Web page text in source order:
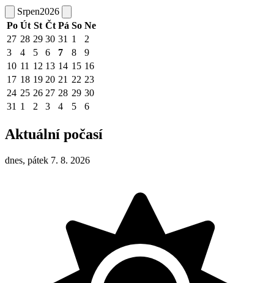
Srpen2026
Po Út St Čt Pá So Ne
27 28 29 30 31 1
2
3
4 5 6 7 8
9
10 11 12 13 14 15 16
17 18 19 20 21 22 23
24 25 26 27 28 29 30
31 1 2 3 4 5 6
Aktuální počasí
dnes, pátek 7. 8. 2026